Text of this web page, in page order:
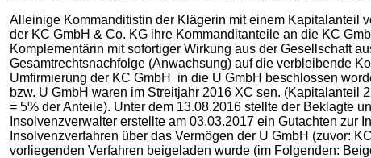
Alleinige Kommanditistin der Klägerin mit einem Kapitalanteil
der KC GmbH & Co. KG ihre Kommanditanteile an die KC
Komplementärin mit sofortiger Wirkung aus der Gesellschaft
Gesamtrechtsnachfolge (Anwachsung) auf die verbleibende
Umfirmierung der KC GmbH in die U GmbH beschlossen
bzw. U GmbH waren im Streitjahr 2016 XC sen. (Kapitalanteil
= 5% der Anteile). Unter dem 13.08.2016 stellte der Beklagte
Insolvenzverwalter erstellte am 03.03.2017 ein Gutachten zur
Insolvenzverfahren über das Vermögen der U GmbH (zuvor:
vorliegenden Verfahren beigeladen wurde (im Folgenden: